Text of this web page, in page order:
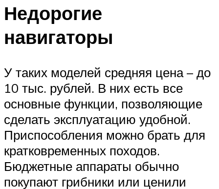
Недорогие
навигаторы
У таких моделей средняя цена – до
10 тыс. рублей. В них есть все
основные функции, позволяющие
сделать эксплуатацию удобной.
Приспособления можно брать для
кратковременных походов.
Бюджетные аппараты обычно
покупают грибники или ценили